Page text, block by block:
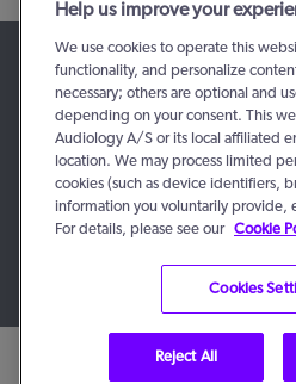
© 2016 - 2026, WS
Help us improve your
We use cookies to operate this
functionality, and personalize
necessary; others are optional and
depending on your consent. This
Audiology A/S or its local affiliated
location. We may process limited
cookies (such as device identifiers,
information you voluntarily provide,
For details, please see our Cookie
Cookies
Reject All